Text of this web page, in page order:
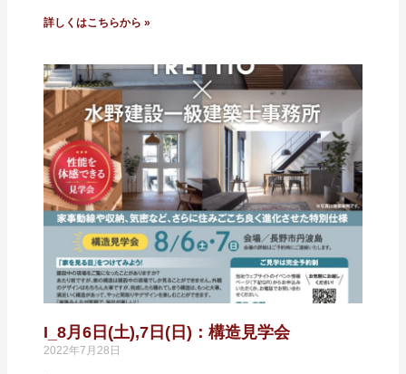
詳しくはこちらから »
I_8月6日(土),7日(日)：構造見学会
2022年7月28日